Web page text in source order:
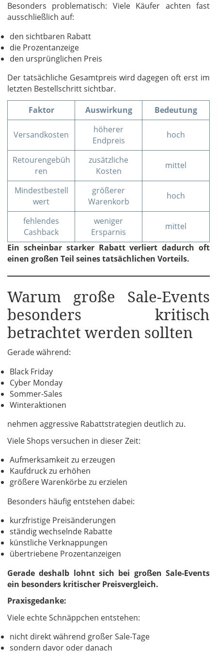
Besonders problematisch: Viele Käufer achten fast
ausschließlich auf:
den sichtbaren Rabatt
die Prozentanzeige
den ursprünglichen Preis
Der tatsächliche Gesamtpreis wird dagegen oft erst im
letzten Bestellschritt sichtbar.
Faktor
Auswirkung Bedeutung
Versandkosten
höherer
Endpreis
hoch
Retourengebüh
ren
zusätzliche
Kosten
mittel
Mindestbestell
wert
größerer
Warenkorb
hoch
fehlendes
Cashback
weniger
Ersparnis
mittel
Ein scheinbar starker Rabatt verliert dadurch oft
einen großen Teil seines tatsächlichen Vorteils.
Warum große Sale-Events
besonders kritisch
betrachtet werden sollten
Gerade während:
Black Friday
Cyber Monday
Sommer-Sales
Winteraktionen
nehmen aggressive Rabattstrategien deutlich zu.
Viele Shops versuchen in dieser Zeit:
Aufmerksamkeit zu erzeugen
Kaufdruck zu erhöhen
größere Warenkörbe zu erzielen
Besonders häufig entstehen dabei:
kurzfristige Preisänderungen
ständig wechselnde Rabatte
künstliche Verknappungen
übertriebene Prozentanzeigen
Gerade deshalb lohnt sich bei großen Sale-Events
ein besonders kritischer Preisvergleich.
Praxisgedanke:
Viele echte Schnäppchen entstehen:
nicht direkt während großer Sale-Tage
sondern davor oder danach